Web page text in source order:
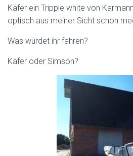
Käfer ein Tripple white von
optisch aus meiner Sicht schon
Was würdet ihr fahren?
Käfer oder Simson?